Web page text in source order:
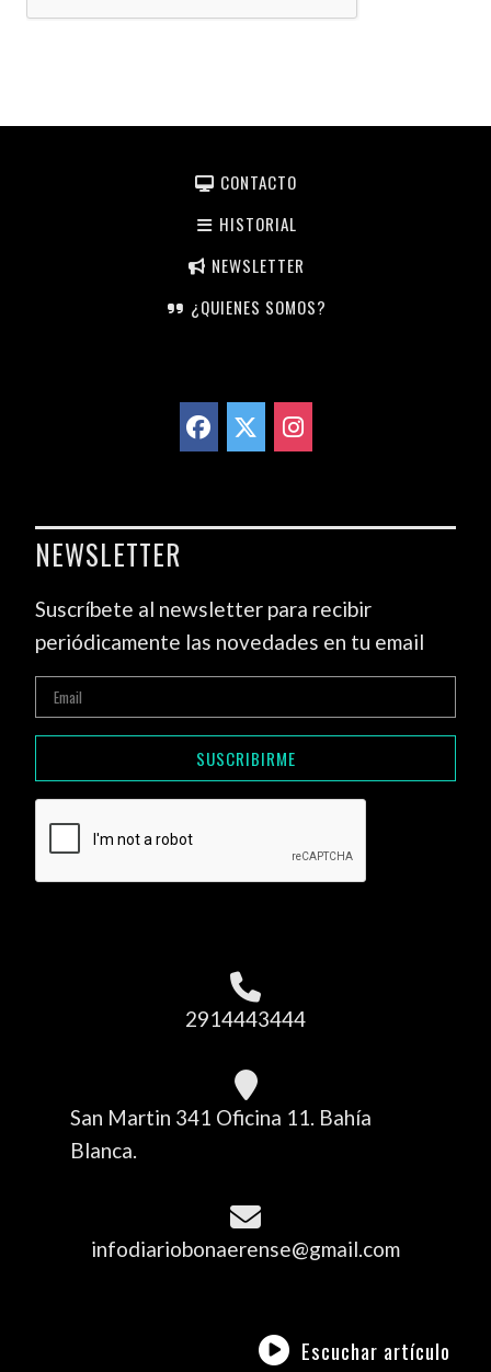
CONTACTO
HISTORIAL
NEWSLETTER
¿QUIENES SOMOS?
NEWSLETTER
Suscríbete al newsletter para recibir
periódicamente las novedades en tu email
SUSCRIBIRME
2914443444
San Martin 341 Oficina 11. Bahía
Blanca.
infodiariobonaerense@gmail.com
Escuchar artículo